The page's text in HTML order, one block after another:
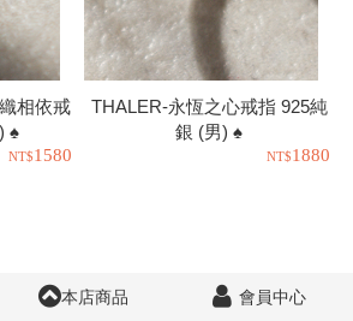
相依戒
♠
1580
THALER-永恆之心戒指 925純
銀 (男) ♠
1880
本店商品 會員中心